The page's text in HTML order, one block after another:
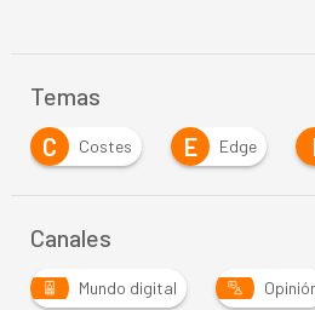
Temas
C
Costes E Edge
Canales
Mundo digital